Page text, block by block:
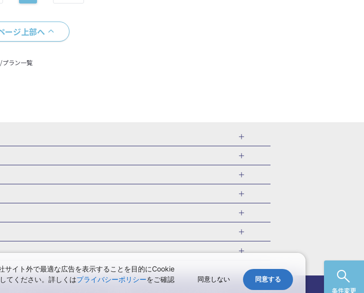
条件変更
ージ上部へ
プラン一覧
県 新潟県 長野県 東海 静岡県 岐阜県
愛知県
山県 四国 徳島県 高知県 香川県 愛媛県
中国
館 神奈川県ホテル・旅館
埼玉県ホテル・旅館
群馬県ホテル・旅館
富山県ホテル・旅館
奈良県ホテル・旅館
和歌山県ホテル・旅館
山口県ホテル・旅館
福岡県ホテル・旅館
大分県ホテル・旅館 宮崎県ホテル・旅館
花巻温泉(岩手) 蔵王温泉(山形)
かみのやま温泉(山形)
(石川) 宇奈月温泉(富山) あわら温泉(福井)
関東
湖かんざんじ温泉(静岡) 下呂温泉(岐阜)
関西
神奈川旅行・ツアー 埼玉旅行・ツアー
千葉旅行・ツアー
富山旅行・ツアー 石川旅行・ツアー
福井旅行・ツアー
東海 静岡旅行・ツアー
岐阜旅行・ツアー
京都旅行・ツアー 大阪旅行・ツアー
兵庫旅行・ツアー
高知旅行・ツアー 香川旅行・ツアー
愛媛旅行・ツアー
お盆の国内旅行 7月の国内旅行
8月の国内旅行
リスマスの国内旅行
年末年始・お正月の国内旅行
サイトマップ
サイト外で最適な広告を表示することを目的にCookie
てください。詳しくはプライバシーポリシーをご確認
同意しない 同意する